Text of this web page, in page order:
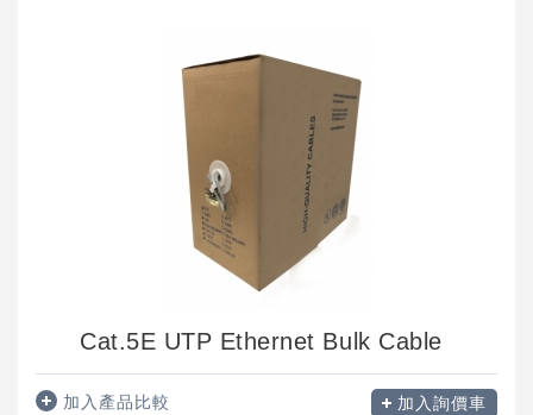
Cat.5E UTP Ethernet Bulk Cable
加入產品比較 加入詢價車